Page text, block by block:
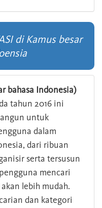
di Kamus besar
bahasa Indonesia)
tahun 2016 ini
untuk
dalam
dari ribuan
serta tersusun
mencari
lebih mudah.
dan kategori